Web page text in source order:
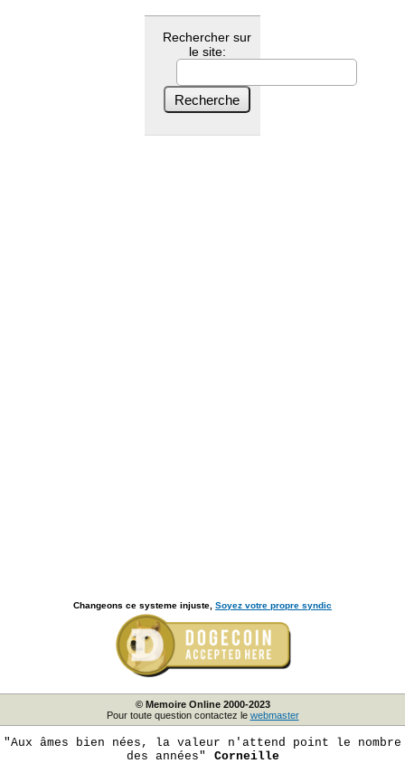
Rechercher sur
le site:
Changeons ce systeme injuste, Soyez votre propre syndic
© Memoire Online 2000-2023
Pour toute question contactez le webmaster
"Aux âmes bien nées, la valeur n'attend point le nombre
des années"
Corneille